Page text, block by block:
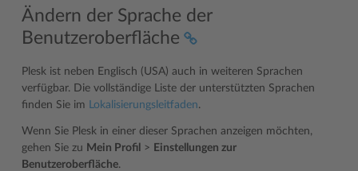
Ändern der Sprache der
Benutzeroberfläche
Plesk ist neben Englisch (USA) auch in weiteren Sprachen
verfügbar. Die vollständige Liste der unterstützten Sprachen
finden Sie im
Lokalisierungsleitfaden.
Wenn Sie Plesk in einer dieser Sprachen anzeigen möchten,
gehen Sie zu Mein Profil > Einstellungen zur
Benutzeroberfläche.